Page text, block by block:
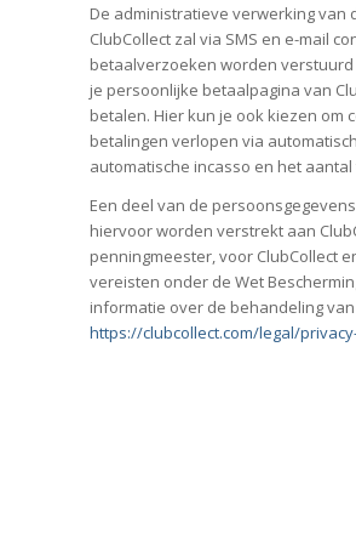
De administratieve verwerking van
ClubCollect zal via SMS en e-mail
betaalverzoeken worden verstuurd
je persoonlijke betaalpagina van
betalen. Hier kun je ook kiezen om
betalingen verlopen via
automatische incasso en het
Een deel van de
hiervoor worden verstrekt aan
penningmeester, voor ClubCollect
vereisten onder de Wet
informatie over de behandeling
https://clubcollect.com/legal/